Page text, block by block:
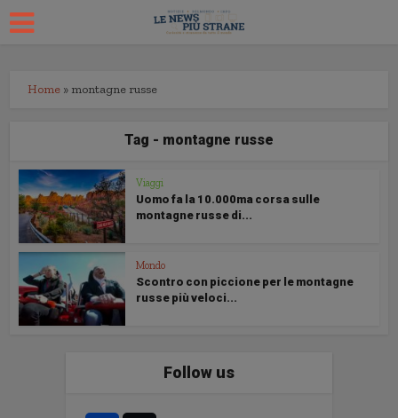
Home » montagne russe
Tag - montagne russe
Viaggi
Uomo fa la 10.000ma corsa sulle
montagne russe di...
Mondo
Scontro con piccione per le montagne
russe più veloci...
Follow us